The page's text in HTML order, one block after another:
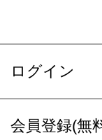
ログイン
会員登録(無